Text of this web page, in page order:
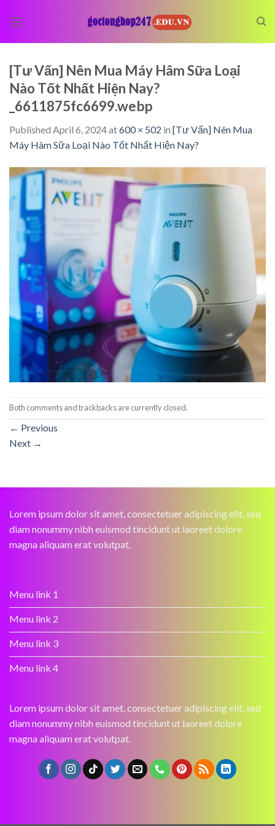
[Tư Vấn] Nên Mua Máy Hâm Sữa Loại
Nào Tốt Nhất Hiện Nay?
_6611875fc6699.webp
Published April 6, 2024at600 × 502 in [Tư Vấn] Nên Mua
Máy Hâm Sữa Loại Nào Tốt Nhất Hiện Nay?
Both comments and trackbacks are currently closed.
← Previous
Next →
Lorem ipsum dolor sit amet, consectetuer adipiscing elit, sed
diam nonummy nibh euismod tincidunt ut laoreet dolore
magna aliquam erat volutpat.
Menu link 1
Menu link 2
Menu link 3
Menu link 4
Lorem ipsum dolor sit amet, consectetuer adipiscing elit, sed
diam nonummy nibh euismod tincidunt ut laoreet dolore
magna aliquam erat volutpat.